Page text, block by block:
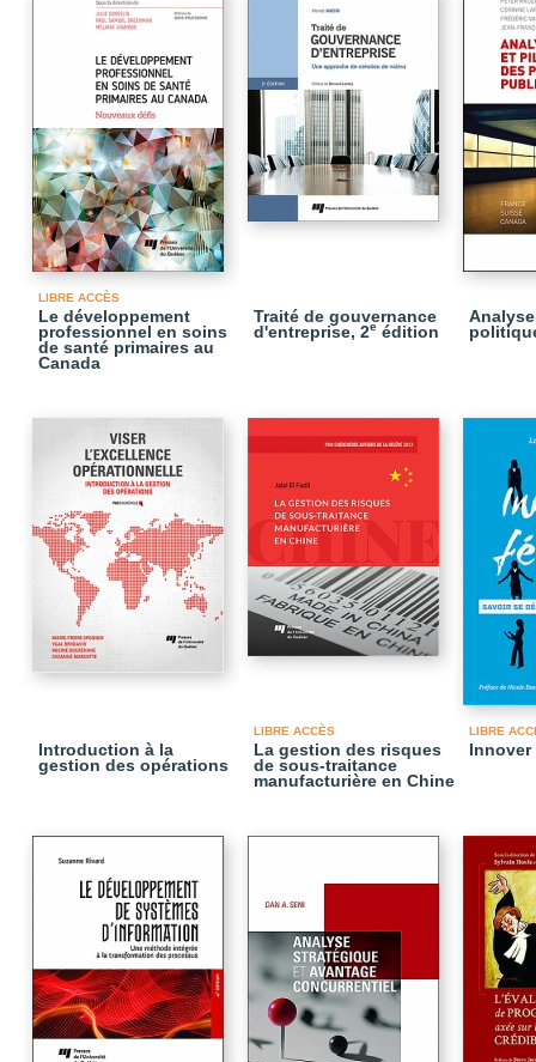
LIBRE ACCÈS
Le développement
professionnel en soins
de santé primaires au
Canada
Traité de gouvernance
d'entreprise, 2e édition
Introduction à la
gestion des opérations
LIBRE ACCÈS
La gestion des risques
de sous-traitance
manufacturière en Chine
LIBRE
Innover